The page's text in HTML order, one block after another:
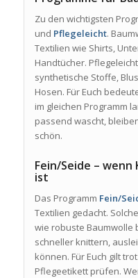
Zu den wichtigsten
und Pflegeleicht.
Textilien wie Shirts,
Handtücher.
synthetische Stoffe,
Hosen. Für Euch
im gleichen Programm
passend wascht,
schön.
Fein/Seide –
ist
Das Programm Fein/
Textilien gedacht.
wie robuste Baumwolle
schneller knittern,
können. Für Euch gilt
Pflegeetikett prüfen.